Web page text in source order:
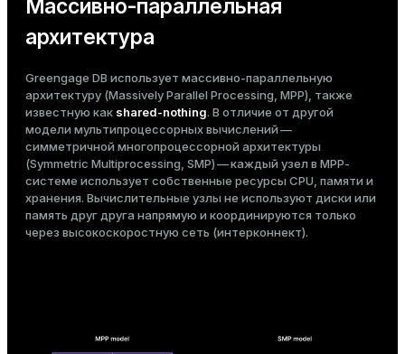
Массивно-параллельная
архитектура
Greengage DB использует массивно-параллельную
архитектуру (Massively Parallel Processing, MPP), также
известную как shared-nothing. В отличие от другой
модели мультипроцессорных вычислений —
симметричной многопроцессорной архитектуры
(Symmetric Multiprocessing, SMP) — каждый узел в MPP-
системе использует собственные ресурсы CPU, памяти и
хранения. Вычислительные узлы не используют диски или
память друг друга напрямую и координируются только
через высокоскоростную сеть (интерконнект).